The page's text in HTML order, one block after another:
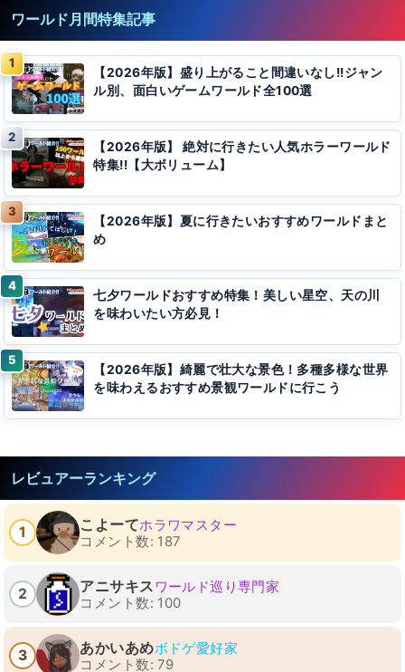
ワールド月間特集記事
【2026年版】盛り上がること間違いなし!!ジャン
ル別、面白いゲームワールド全100選
【2026年版】 絶対に行きたい人気ホラーワールド
特集!!【大ボリューム】
【2026年版】夏に行きたいおすすめワールドまと
め
七夕ワールドおすすめ特集！美しい星空、天の川
を味わいたい方必見！
【2026年版】綺麗で壮大な景色！多種多様な世界
を味わえるおすすめ景観ワールドに行こう
レビュアーランキング
1 こよーてホラワマスター
コメント数: 187
2 アニサキス ワールド巡り専門家
コメント数: 100
3 あかいあめボドゲ愛好家
コメント数: 79